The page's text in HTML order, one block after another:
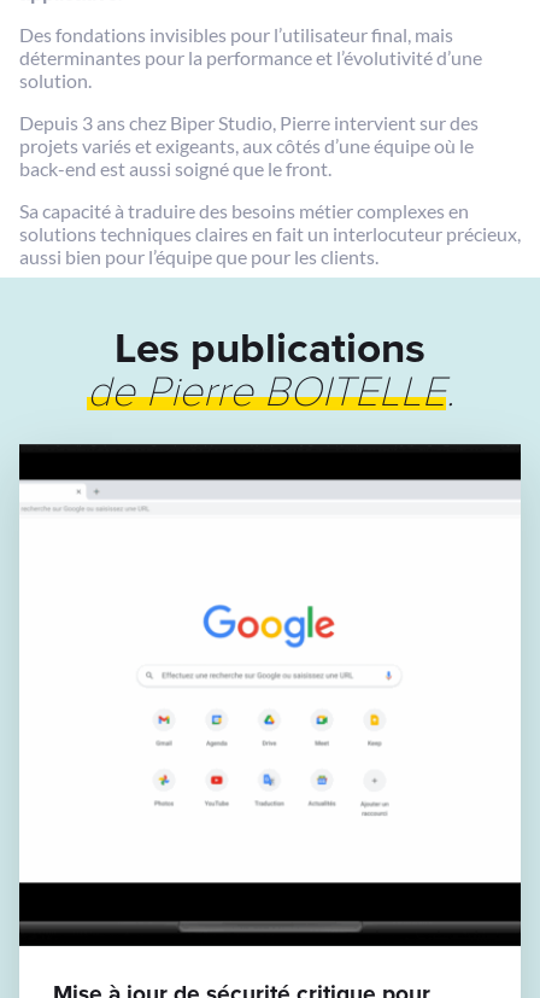
Des fondations invisibles pour l’utilisateur final, mais
déterminantes pour la performance et l’évolutivité d’une
solution.
Depuis 3 ans chez Biper Studio, Pierre intervient sur des
projets variés et exigeants, aux côtés d’une équipe où le
back-end est aussi soigné que le front.
Sa capacité à traduire des besoins métier complexes en
solutions techniques claires en fait un interlocuteur précieux,
aussi bien pour l’équipe que pour les clients.
Les publications
de Pierre BOITELLE.